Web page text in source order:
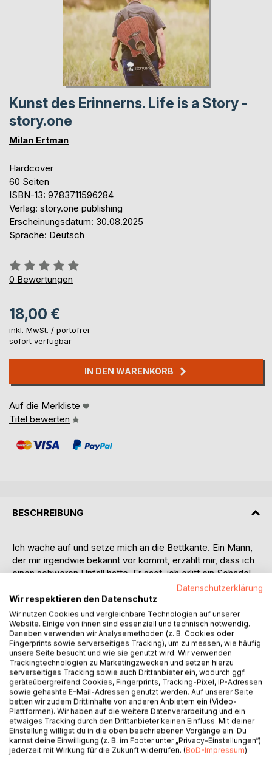
Kunst des Erinnerns. Life is a Story -
story.one
Milan Ertman
Hardcover
60 Seiten
ISBN-13: 9783711596284
Verlag: story.one publishing
Erscheinungsdatum: 30.08.2025
Sprache: Deutsch
Bewertung::
0%
0 Bewertungen
18,00 €
inkl. MwSt. / portofrei
sofort verfügbar
IN DEN WARENKORB
Auf die Merkliste
Titel bewerten
BESCHREIBUNG
Ich wache auf und setze mich an die Bettkante. Ein Mann,
der mir irgendwie bekannt vor kommt, erzählt mir, dass ich
einen schweren Unfall hatte. Er sagt, ich erlitt ein Schädel-
Hirn-Trauma. Jetzt wäre ich vergesslich. Ich hätte wohl erst
gestern mit ihm geredet. Die Ärzte hätten eine sekundäre
Demenz diagnostiziert. Wie soll ich denn dement sein? Ich
bin zu jung. Der Kerl, der neben dem Mann an meinem Bett
steht, hat mir etwas mitgebracht. Ich weiß nicht, ob ich das
nett oder aufdringlich finde. Er meint, ich sei Künstler und
auf seinem Rücken trage er meine Gitarre. Darauf gibt er
sie mir in die Hand. Mit fragender Miene fahre ich über das
glatte Holz. In der Mitte hat das Ding ein Loch. Ich rufe
hinein. Nichts passiert. Der Kerl lacht, nimmt sie mir aus der
Hand und spielt mir was vor. Sein Lied berührt mich. Jetzt
erinnere ich mich wieder an ihn. Mein Bruder und ich
verreisen bald darauf. Orte und Lieder wecken meine
Erinnerungen, doch werde ich je wieder Gitarre spielen
Datenschutzerklärung
Wir respektieren den Datenschutz
Wir nutzen Cookies und vergleichbare Technologien auf unserer
Website. Einige von ihnen sind essenziell und technisch notwendig.
Daneben verwenden wir Analysemethoden (z. B. Cookies oder
Fingerprints sowie serverseitiges Tracking), um zu messen, wie häufig
unsere Seite besucht und wie sie genutzt wird. Wir verwenden
Trackingtechnologien zu Marketingzwecken und setzen hierzu
serverseitiges Tracking sowie auch Drittanbieter ein, wodurch ggf.
geräteübergreifend Cookies, Fingerprints, Tracking-Pixel, IP-Adressen
sowie gehashte E-Mail-Adressen genutzt werden. Auf unserer Seite
betten wir zudem Drittinhalte von anderen Anbietern ein (Video-
Plattformen). Wir haben auf die weitere Datenverarbeitung und ein
etwaiges Tracking durch den Drittanbieter keinen Einfluss. Mit deiner
Einstellung willigst du in die oben beschriebenen Vorgänge ein. Du
kannst deine Einwilligung (z. B. im Footer unter „Privacy-Einstellungen“)
jederzeit mit Wirkung für die Zukunft widerrufen. (BoD-Impressum)